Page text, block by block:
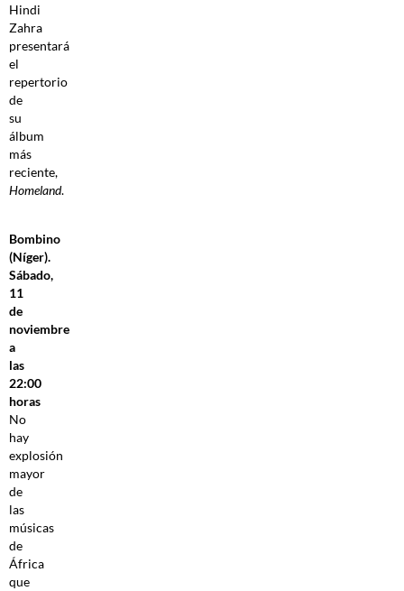
Hindi
Zahra
presentará
el
repertorio
de
su
álbum
más
reciente,
Homeland.
Bombino
(Níger).
Sábado,
11
de
noviembre
a
las
22:00
horas
No
hay
explosión
mayor
de
las
músicas
de
África
que